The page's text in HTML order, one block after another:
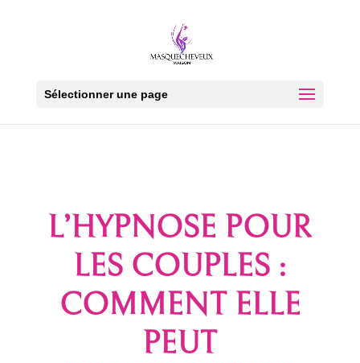
Sélectionner une page
L’HYPNOSE POUR
LES COUPLES :
COMMENT ELLE
PEUT